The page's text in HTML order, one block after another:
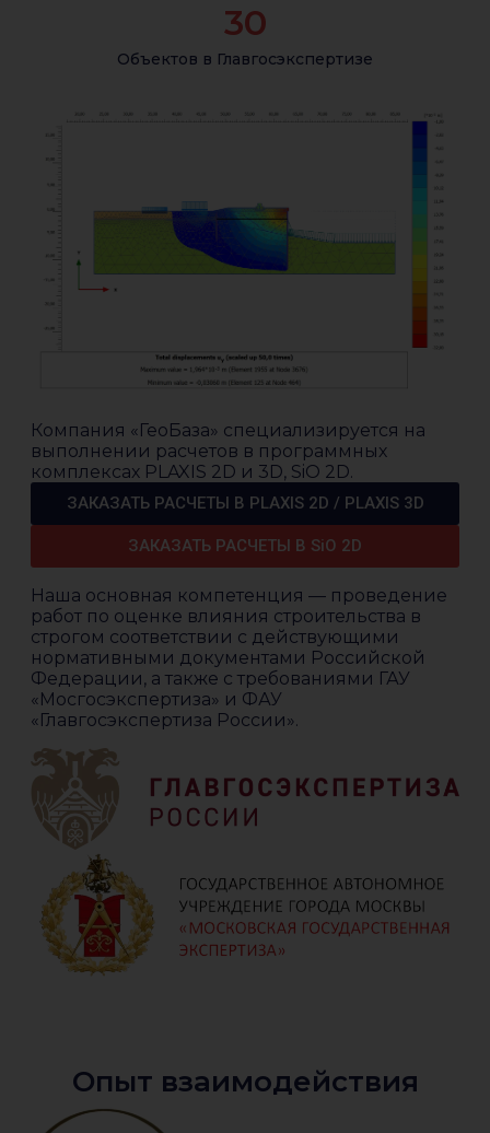
Объектов в Главгосэкспертизе
30
Компания «ГеоБаза» специализируется на
выполнении расчетов в программных
комплексах PLAXIS 2D и 3D, SiO 2D.
ЗАКАЗАТЬ РАСЧЕТЫ В PLAXIS 2D / PLAXIS 3D
ЗАКАЗАТЬ РАСЧЕТЫ В SiO 2D
Наша основная компетенция — проведение
работ по оценке влияния строительства в
строгом соответствии с действующими
нормативными документами Российской
Федерации, а также с требованиями ГАУ
«Мосгосэкспертиза» и ФАУ
«Главгосэкспертиза России».
Опыт взаимодействия